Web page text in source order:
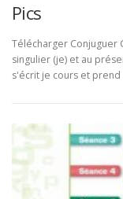
Pics
Télécharger Conjuguer
singulier (je) et au
s'écrit je cours et